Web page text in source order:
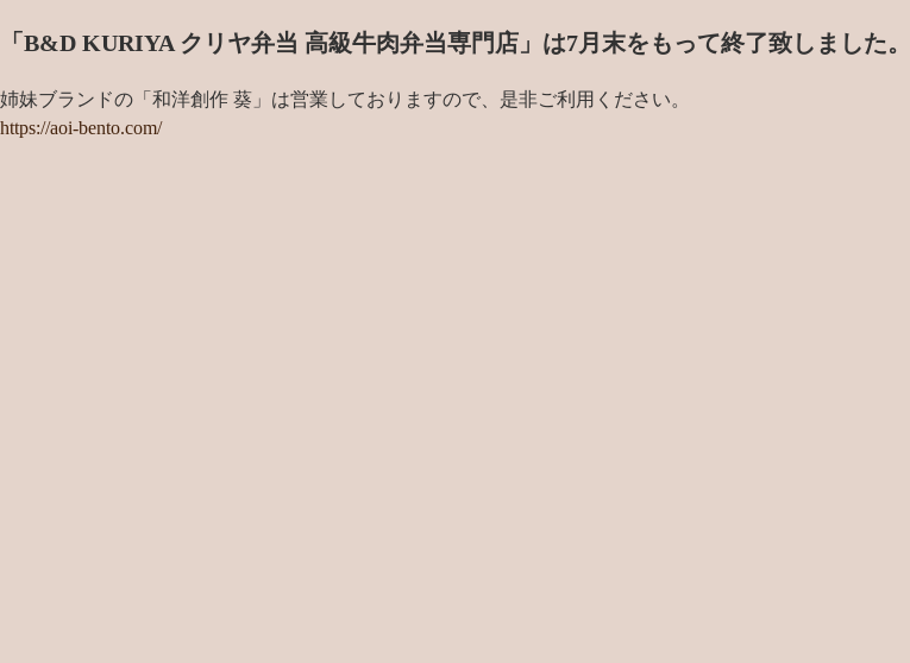
「B&D KURIYA クリヤ弁当 高級牛肉弁当専門店」は7月末をもって終了致しました。
姉妹ブランドの「和洋創作 葵」は営業しておりますので、是非ご利用ください。
https://aoi-bento.com/